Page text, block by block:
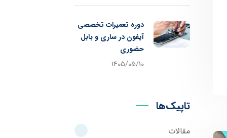
دوره تعمیرات تخصصی
آیفون در ساری و بابل
حضوری
1405/05/10
تاپیک‌ها
مقالات